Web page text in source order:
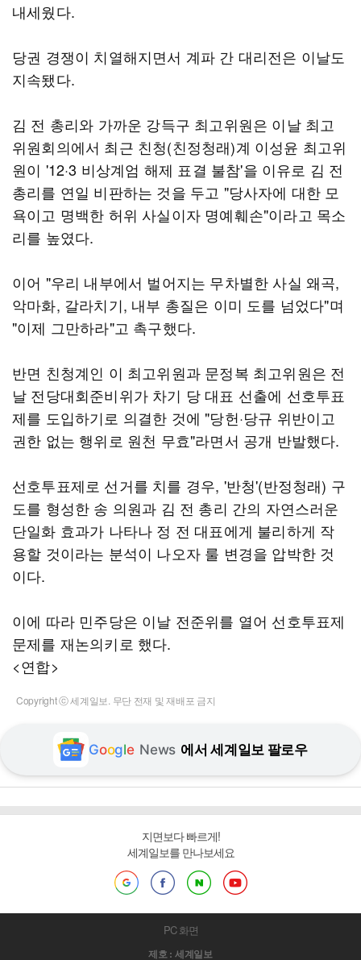
내세웠다.
당권 경쟁이 치열해지면서 계파 간 대리전은 이날도
지속됐다.
김 전 총리와 가까운 강득구 최고위원은 이날 최고
위원회의에서 최근 친청(친정청래)계 이성윤 최고위
원이 '12·3 비상계엄 해제 표결 불참'을 이유로 김 전
총리를 연일 비판하는 것을 두고 "당사자에 대한 모
욕이고 명백한 허위 사실이자 명예훼손"이라고 목소
리를 높였다.
이어 "우리 내부에서 벌어지는 무차별한 사실 왜곡,
악마화, 갈라치기, 내부 총질은 이미 도를 넘었다"며
"이제 그만하라"고 촉구했다.
반면 친청계인 이 최고위원과 문정복 최고위원은 전
날 전당대회준비위가 차기 당 대표 선출에 선호투표
제를 도입하기로 의결한 것에 "당헌·당규 위반이고
권한 없는 행위로 원천 무효"라면서 공개 반발했다.
선호투표제로 선거를 치를 경우, '반청'(반정청래) 구
도를 형성한 송 의원과 김 전 총리 간의 자연스러운
단일화 효과가 나타나 정 전 대표에게 불리하게 작
용할 것이라는 분석이 나오자 룰 변경을 압박한 것
이다.
이에 따라 민주당은 이날 전준위를 열어 선호투표제
문제를 재논의키로 했다.
<연합>
Copyright ⓒ 세계일보. 무단 전재 및 재배포 금지
Google News 에서 세계일보 팔로우
지면보다 빠르게!
세계일보를 만나보세요
PC 화면
제호 : 세계일보